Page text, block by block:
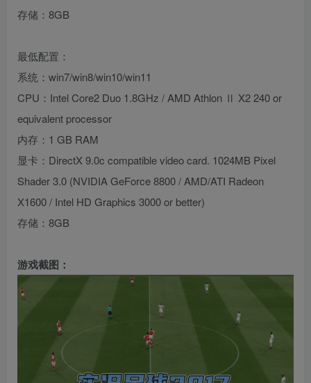
存储：8GB
最低配置：
系统：win7/win8/win10/win11
CPU：Intel Core2 Duo 1.8GHz / AMD Athlon Ⅱ X2 240 or
equivalent processor
内存：1 GB RAM
显卡：DirectX 9.0c compatible video card. 1024MB Pixel
Shader 3.0 (NVIDIA GeForce 8800 / AMD/ATI Radeon
X1600 / Intel HD Graphics 3000 or better)
存储：8GB
游戏截图：